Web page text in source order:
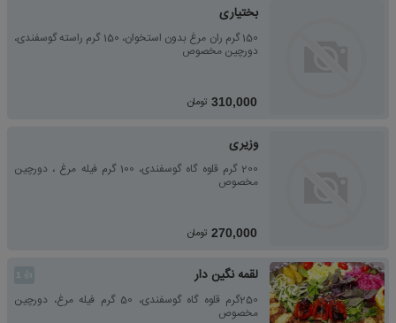
بختیاری
150 گرم ران مرغ بدون استخوان، 150 گرم راسته گوسفندی،
دورچین مخصوص
310,000 تومان
وزیری
200 گرم قلوه گاه گوسفندی، 100 گرم فیله مرغ ، دورچین
مخصوص
270,000 تومان
👍
1 لقمه نگین دار
250گرم قلوه گاه گوسفندی، 50 گرم فیله مرغ، دورچین
مخصوص